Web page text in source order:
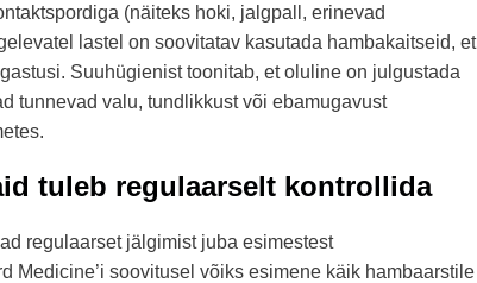
(näiteks hoki, jalgpall, erinevad
lastel on soovitatav kasutada hambakaitseid, et
Suuhügienist toonitab, et oluline on julgustada
tunnevad valu, tundlikkust või ebamugavust
tuleb regulaarselt kontrollida
regulaarset jälgimist juba esimestest
Medicine’i soovitusel võiks esimene käik hambaarstile